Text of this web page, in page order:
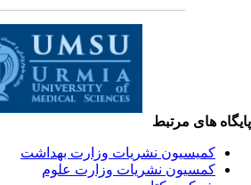
های مرتبط
کمیسیون نشریات وزارت بهداشت
کمسیون نشریات وزارت علوم